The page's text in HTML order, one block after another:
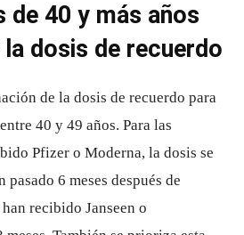
de 40 y más años
la dosis de recuerdo
de la dosis de recuerdo para
40 y 49 años. Para las
Pfizer o Moderna, la dosis se
6 meses después de
recibido Janseen o